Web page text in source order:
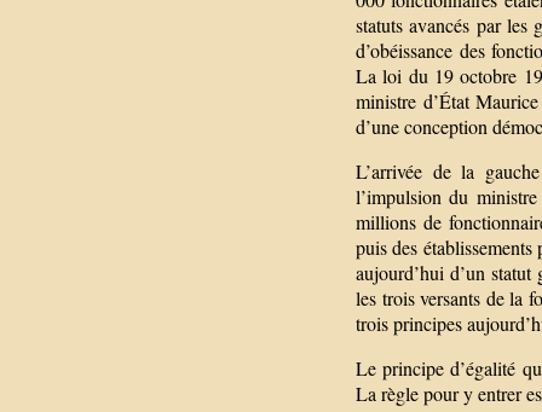
statuts avancés par les
d’obéissance des
La loi du 19 octobre
ministre d’État
d’une conception
L’arrivée de la
l’impulsion du
millions de
puis des
aujourd’hui d’un
les trois versants de la
trois principes
Le principe d’égalité
La règle pour y entrer